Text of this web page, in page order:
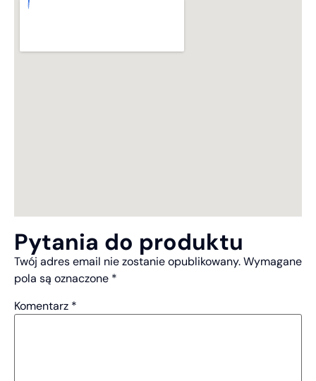
Pytania do produktu
Twój adres email nie zostanie opublikowany.Wymagane
pola są oznaczone *
Komentarz *